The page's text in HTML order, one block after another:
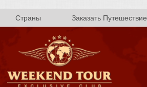
Страны Заказать Путешествие